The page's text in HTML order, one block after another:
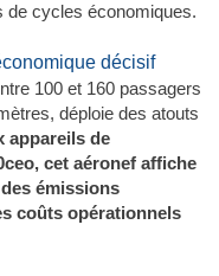
de cycles économiques.
décisif
100 et 160 passagers
déploie des atouts
appareils de
cet aéronef affiche
émissions
coûts opérationnels